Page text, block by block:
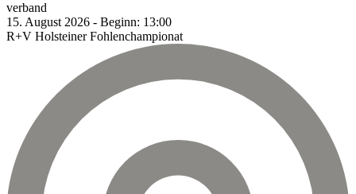
verband
15. August 2026 - Beginn: 13:00
R+V Holsteiner Fohlenchampionat